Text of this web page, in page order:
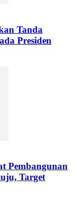
Tanda
Presiden
Pembangunan
Target